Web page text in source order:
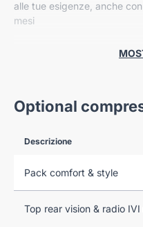
alle tue esigenze, anche
mesi
-VERONA, Corso Milano 88/
Optional
Descrizione
Pack comfort & style
Top rear vision & radio IVI